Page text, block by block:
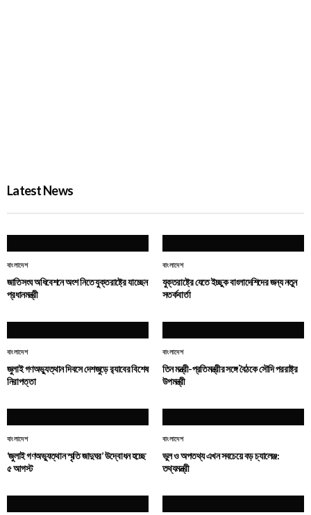
Latest News
বাংলাদেশ
জাতিসংঘ অধিবেশনে অংশ নিতে যুক্তরাষ্ট্রে যাচ্ছেন
প্রধানমন্ত্রী
বাংলাদেশ
যুক্তরাষ্ট্রে যেতে ইচ্ছুক বাংলাদেশিদের জন্য নতুন
সতর্কবার্তা
বাংলাদেশ
জুলাই গণঅভ্যুত্থান দিবসে দেশজুড়ে র‌্যাবের বিশেষ
নিরাপত্তা
বাংলাদেশ
তিন মন্ত্রী-প্রতিমন্ত্রীর সঙ্গে বৈঠকে সৌদি পররাষ্ট্র
উপমন্ত্রী
বাংলাদেশ
‘জুলাই গণঅভ্যুত্থান স্মৃতি জাদুঘর’ উদ্বোধন হচ্ছে
৫ আগস্ট
বাংলাদেশ
ভুল ও অপতথ্য এখন সবচেয়ে বড় চ্যালেঞ্জ:
তথ্যমন্ত্রী